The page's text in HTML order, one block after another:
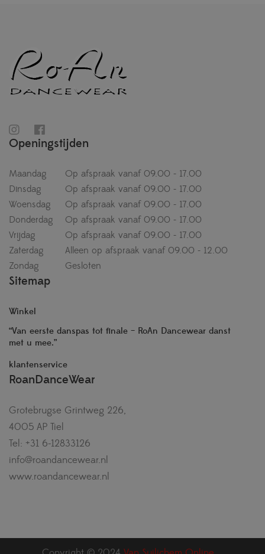
Openingstijden
Maandag
Op afspraak vanaf 09.00 - 17.00
Dinsdag
Op afspraak vanaf 09.00 - 17.00
Woensdag
Op afspraak vanaf 09.00 - 17.00
Donderdag
Op afspraak vanaf 09.00 - 17.00
Vrijdag
Op afspraak vanaf 09.00 - 17.00
Zaterdag
Alleen op afspraak vanaf 09.00 - 12.00
Zondag
Gesloten
Sitemap
Winkel
“Van eerste danspas tot finale – RoAn Dancewear danst
met u mee.”
klantenservice
RoanDanceWear
Grotebrugse Grintweg 226,
4005 AP Tiel
Tel: +31 6-12833126
info@roandancewear.nl
www.roandancewear.nl